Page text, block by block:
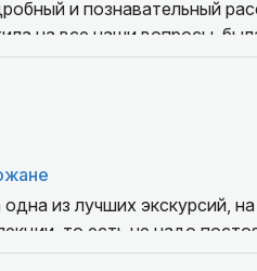
и познавательный
на все наши вопросы,
и Анну , как
из лучших экскурсий,
то есть не надо
выстроенную историю.